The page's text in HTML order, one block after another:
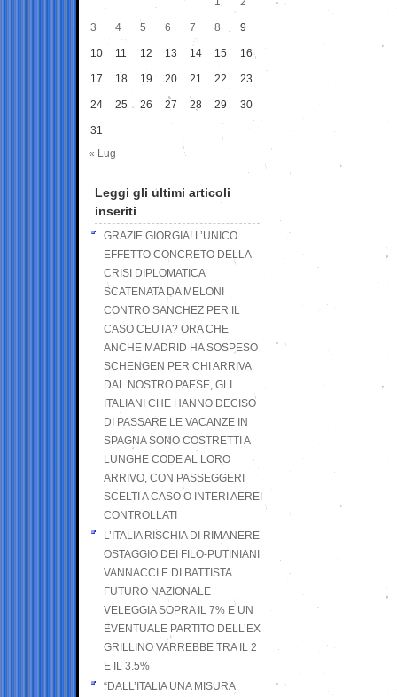
3 4 5 6 7 8 9
10 11 12 13 14 15 16
17 18 19 20 21 22 23
24 25 26 27 28 29 30
31
« Lug
Leggi gli ultimi articoli
inseriti
GRAZIE GIORGIA! L’UNICO
EFFETTO CONCRETO DELLA
CRISI DIPLOMATICA
SCATENATA DA MELONI
CONTRO SANCHEZ PER IL
CASO CEUTA? ORA CHE
ANCHE MADRID HA SOSPESO
SCHENGEN PER CHI ARRIVA
DAL NOSTRO PAESE, GLI
ITALIANI CHE HANNO DECISO
DI PASSARE LE VACANZE IN
SPAGNA SONO COSTRETTI A
LUNGHE CODE AL LORO
ARRIVO, CON PASSEGGERI
SCELTI A CASO O INTERI AEREI
CONTROLLATI
L’ITALIA RISCHIA DI RIMANERE
OSTAGGIO DEI FILO-PUTINIANI
VANNACCI E DI BATTISTA.
FUTURO NAZIONALE
VELEGGIA SOPRA IL 7% E UN
EVENTUALE PARTITO DELL’EX
GRILLINO VARREBBE TRA IL 2
E IL 3.5%
“DALL’ITALIA UNA MISURA